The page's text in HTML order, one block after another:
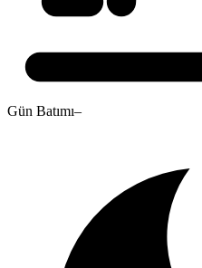
Gün Batımı–